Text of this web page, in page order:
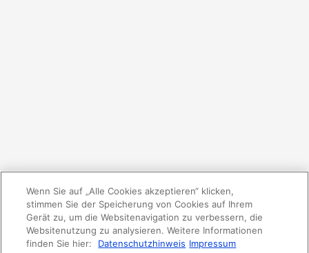
Wenn Sie auf „Alle Cookies akzeptieren“ klicken,
stimmen Sie der Speicherung von Cookies auf Ihrem
Gerät zu, um die Websitenavigation zu verbessern, die
Websitenutzung zu analysieren. Weitere Informationen
finden Sie hier:
Datenschutzhinweis Impressum